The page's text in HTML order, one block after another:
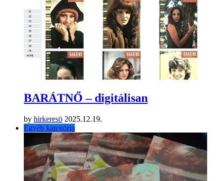
BARÁTNŐ – digitálisan
by hirkeresö 2025.12.19.
Egyéb kategória